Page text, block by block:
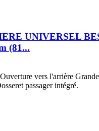
UNIVERSEL
(81...
vers l'arrière
passager intégré.